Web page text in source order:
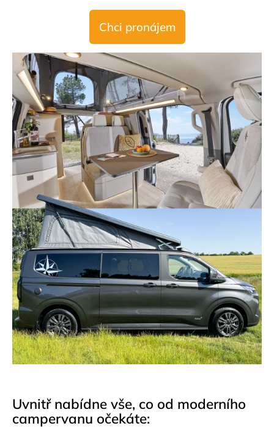
Chci pronájem
Uvnitř nabídne vše, co od moderního
campervanu očekáte: